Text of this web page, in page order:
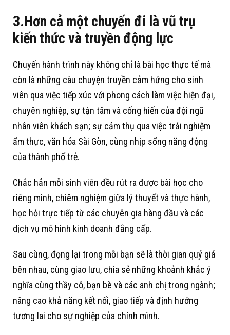
3.Hơn cả một chuyến đi là vũ trụ
kiến thức và truyền động lực
Chuyến hành trình này không chỉ là bài học thực tế mà
còn là những câu chuyện truyền cảm hứng cho sinh
viên qua việc tiếp xúc với phong cách làm việc hiện đại,
chuyên nghiệp, sự tận tâm và cống hiến của đội ngũ
nhân viên khách sạn; sự cảm thụ qua việc trải nghiệm
ẩm thực, văn hóa Sài Gòn, cùng nhịp sống năng động
của thành phố trẻ.
Chắc hẳn mỗi sinh viên đều rút ra được bài học cho
riêng mình, chiêm nghiệm giữa lý thuyết và thực hành,
học hỏi trực tiếp từ các chuyên gia hàng đầu và các
dịch vụ mô hình kinh doanh đẳng cấp.
Sau cùng, đọng lại trong mỗi bạn sẽ là thời gian quý giá
bên nhau, cùng giao lưu, chia sẻ những khoảnh khắc ý
nghĩa cùng thầy cô, bạn bè và các anh chị trong ngành;
nâng cao khả năng kết nối, giao tiếp và định hướng
tương lai cho sự nghiệp của chính mình.